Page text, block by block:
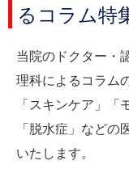
るコラム特
当院のドクター・
理科によるコラム
「スキンケア」「
「脱水症」などの
いたします。